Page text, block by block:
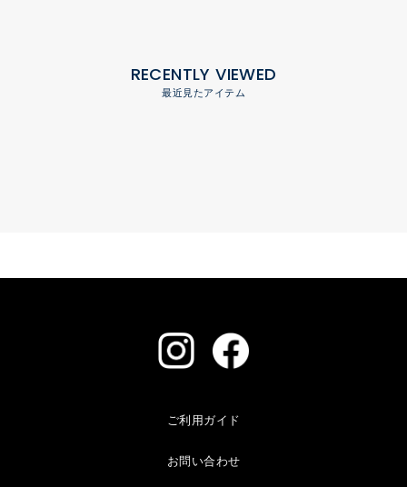
RECENTLY VIEWED
最近見たアイテム
ご利用ガイド
お問い合わせ